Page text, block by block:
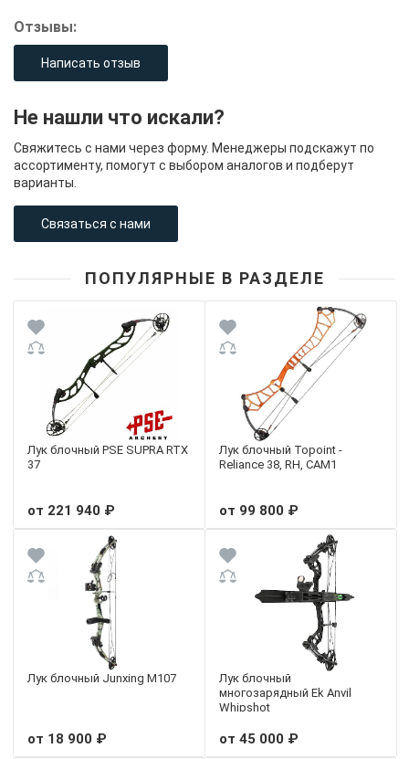
Отзывы:
Написать отзыв
Не нашли что искали?
Свяжитесь с нами через форму. Менеджеры подскажут по
ассортименту, помогут с выбором аналогов и подберут
варианты.
Связаться с нами
ПОПУЛЯРНЫЕ В РАЗДЕЛЕ
Лук блочный PSE SUPRA RTX
37
от 221 940 ₽
Лук блочный Topoint -
Reliance 38, RH, CAM1
от 99 800 ₽
Лук блочный Junxing M107
от 18 900 ₽
Лук блочный
многозарядный Ek Anvil
Whipshot
от 45 000 ₽